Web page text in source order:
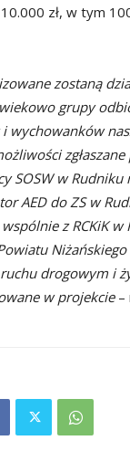
zł, w tym
zostaną
grupy
i wychowanków
SOSW w Rudniku
AED do ZS w
wspólnie z RCKiK
drogowym i
w projekcie–